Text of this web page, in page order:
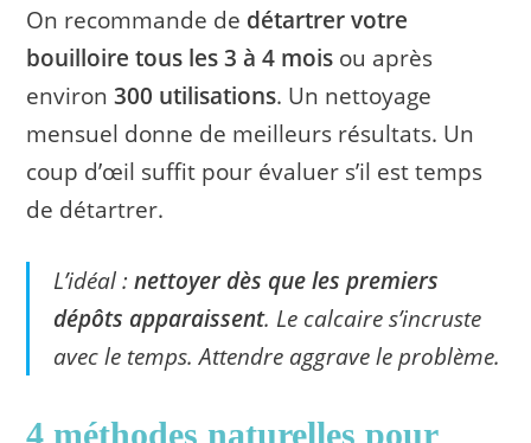
On recommande de détartrer votre
bouilloire tous les 3 à 4 mois ou après
environ300 utilisations. Un nettoyage
mensuel donne de meilleurs résultats. Un
coup d’œil suffit pour évaluer s’il est temps
de détartrer.
L’idéal :nettoyer dès que les premiers
dépôts apparaissent. Le calcaire s’incruste
avec le temps. Attendre aggrave le problème.
4 méthodes naturelles pour